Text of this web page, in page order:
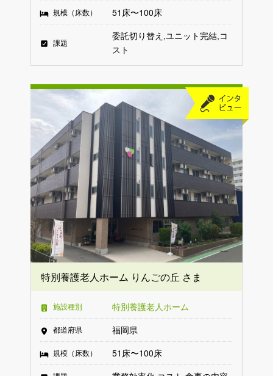
規模（床数） 51床〜100床
課題
委託切り替え ユニット完結 コ
スト
特別養護老人ホーム りんごの丘 さま
施設種別 特別養護老人ホーム
都道府県 福岡県
規模（床数） 51床〜100床